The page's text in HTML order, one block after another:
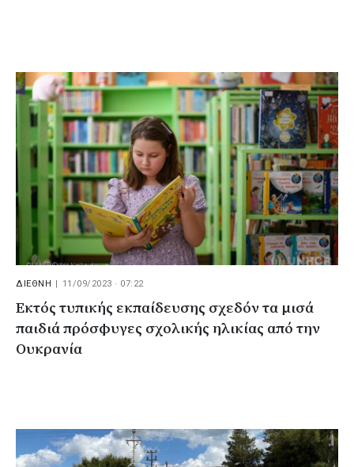
ΔΙΕΘΝΗ | 11/09/2023 · 07:22
Εκτός τυπικής εκπαίδευσης σχεδόν τα μισά
παιδιά πρόσφυγες σχολικής ηλικίας από την
Ουκρανία